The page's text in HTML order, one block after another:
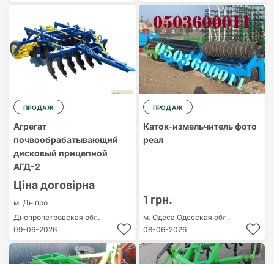
ПРОДАЖ
Агрегат
почвообрабатывающий
дисковый прицепной
АГД-2
Ціна договірна
м. Дніпро
Днепропетровская обл.
09-06-2026
ПРОДАЖ
Каток-измельчитель фото
реал
1 грн.
м. Одеса Одесская обл.
08-06-2026